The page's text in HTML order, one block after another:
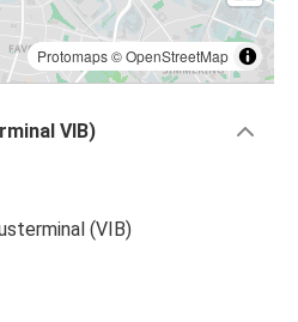
Protomaps©OpenStreetMap
VIB)
(VIB)